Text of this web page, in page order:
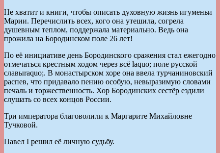
Не хватит и книги, чтобы описать духовную жизнь игуменьи
Марии. Перечислить всех, кого она утешила, согрела
душевным теплом, поддержала материально. Ведь она
прожила на Бородинском поле 26 лет!
По её инициативе день Бородинского сражения стал ежегодно
отмечаться крестным ходом через всё laquo; поле русской
славыraquo;. В монастырском хоре она ввела турчаниновский
распев, что придавало пению особую, невыразимую словами
печаль и торжественность. Хор Бородинских сестёр ездили
слушать со всех концов России.
Три императора благоволили к Маргарите Михайловне
Тучковой.
Павел I решил её личную судьбу.